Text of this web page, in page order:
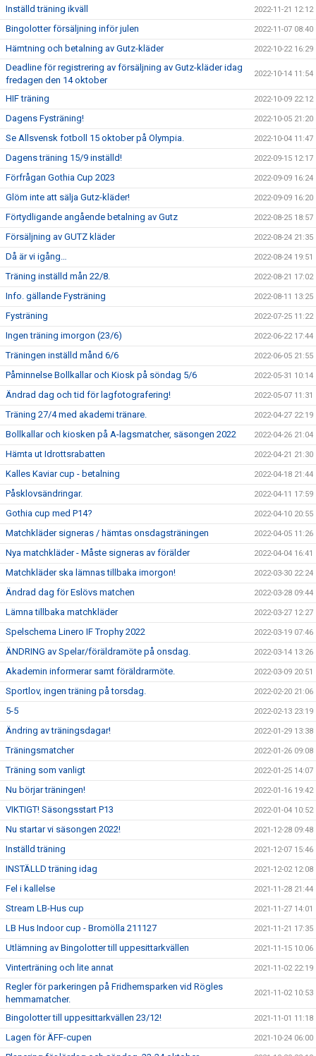
Inställd träning ikväll 2022-11-21 12:12
Bingolotter försäljning inför julen 2022-11-07 08:40
Hämtning och betalning av Gutz-kläder 2022-10-22 16:29
Deadline för registrering av försäljning av Gutz-kläder idag
fredagen den 14 oktober
2022-10-14 11:54
HIF träning 2022-10-09 22:12
Dagens Fysträning! 2022-10-05 21:20
Se Allsvensk fotboll 15 oktober på Olympia. 2022-10-04 11:47
Dagens träning 15/9 inställd! 2022-09-15 12:17
Förfrågan Gothia Cup 2023 2022-09-09 16:24
Glöm inte att sälja Gutz-kläder! 2022-09-09 16:20
Förtydligande angående betalning av Gutz 2022-08-25 18:57
Försäljning av GUTZ kläder 2022-08-24 21:35
Då är vi igång… 2022-08-24 19:51
Träning inställd mån 22/8. 2022-08-21 17:02
Info. gällande Fysträning 2022-08-11 13:25
Fysträning 2022-07-25 11:22
Ingen träning imorgon (23/6) 2022-06-22 17:44
Träningen inställd månd 6/6 2022-06-05 21:55
Påminnelse Bollkallar och Kiosk på söndag 5/6 2022-05-31 10:14
Ändrad dag och tid för lagfotografering! 2022-05-07 11:31
Träning 27/4 med akademi tränare. 2022-04-27 22:19
Bollkallar och kiosken på A-lagsmatcher, säsongen 2022 2022-04-26 21:04
Hämta ut Idrottsrabatten 2022-04-21 21:30
Kalles Kaviar cup - betalning 2022-04-18 21:44
Påsklovsändringar. 2022-04-11 17:59
Gothia cup med P14? 2022-04-10 20:55
Matchkläder signeras / hämtas onsdagsträningen 2022-04-05 11:26
Nya matchkläder - Måste signeras av förälder 2022-04-04 16:41
Matchkläder ska lämnas tillbaka imorgon! 2022-03-30 22:24
Ändrad dag för Eslövs matchen 2022-03-28 09:44
Lämna tillbaka matchkläder 2022-03-27 12:27
Spelschema Linero IF Trophy 2022 2022-03-19 07:46
ÄNDRING av Spelar/föräldramöte på onsdag. 2022-03-14 13:26
Akademin informerar samt föräldrarmöte. 2022-03-09 20:51
Sportlov, ingen träning på torsdag. 2022-02-20 21:06
5-5 2022-02-13 23:19
Ändring av träningsdagar! 2022-01-29 13:38
Träningsmatcher 2022-01-26 09:08
Träning som vanligt 2022-01-25 14:07
Nu börjar träningen! 2022-01-16 19:42
VIKTIGT! Säsongsstart P13 2022-01-04 10:52
Nu startar vi säsongen 2022! 2021-12-28 09:48
Inställd träning 2021-12-07 15:46
INSTÄLLD träning idag 2021-12-02 12:08
Fel i kallelse 2021-11-28 21:44
Stream LB-Hus cup 2021-11-27 14:01
LB Hus Indoor cup - Bromölla 211127 2021-11-21 17:35
Utlämning av Bingolotter till uppesittarkvällen 2021-11-15 10:06
Vinterträning och lite annat 2021-11-02 22:19
Regler för parkeringen på Fridhemsparken vid Rögles
hemmamatcher.
2021-11-02 10:53
Bingolotter till uppesittarkvällen 23/12! 2021-11-01 11:18
Lagen för ÄFF-cupen 2021-10-24 06:00